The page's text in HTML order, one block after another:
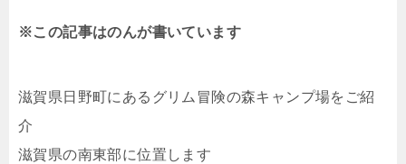
※この記事はのんが書いています
滋賀県日野町にあるグリム冒険の森キャンプ場をご紹
介
滋賀県の南東部に位置します